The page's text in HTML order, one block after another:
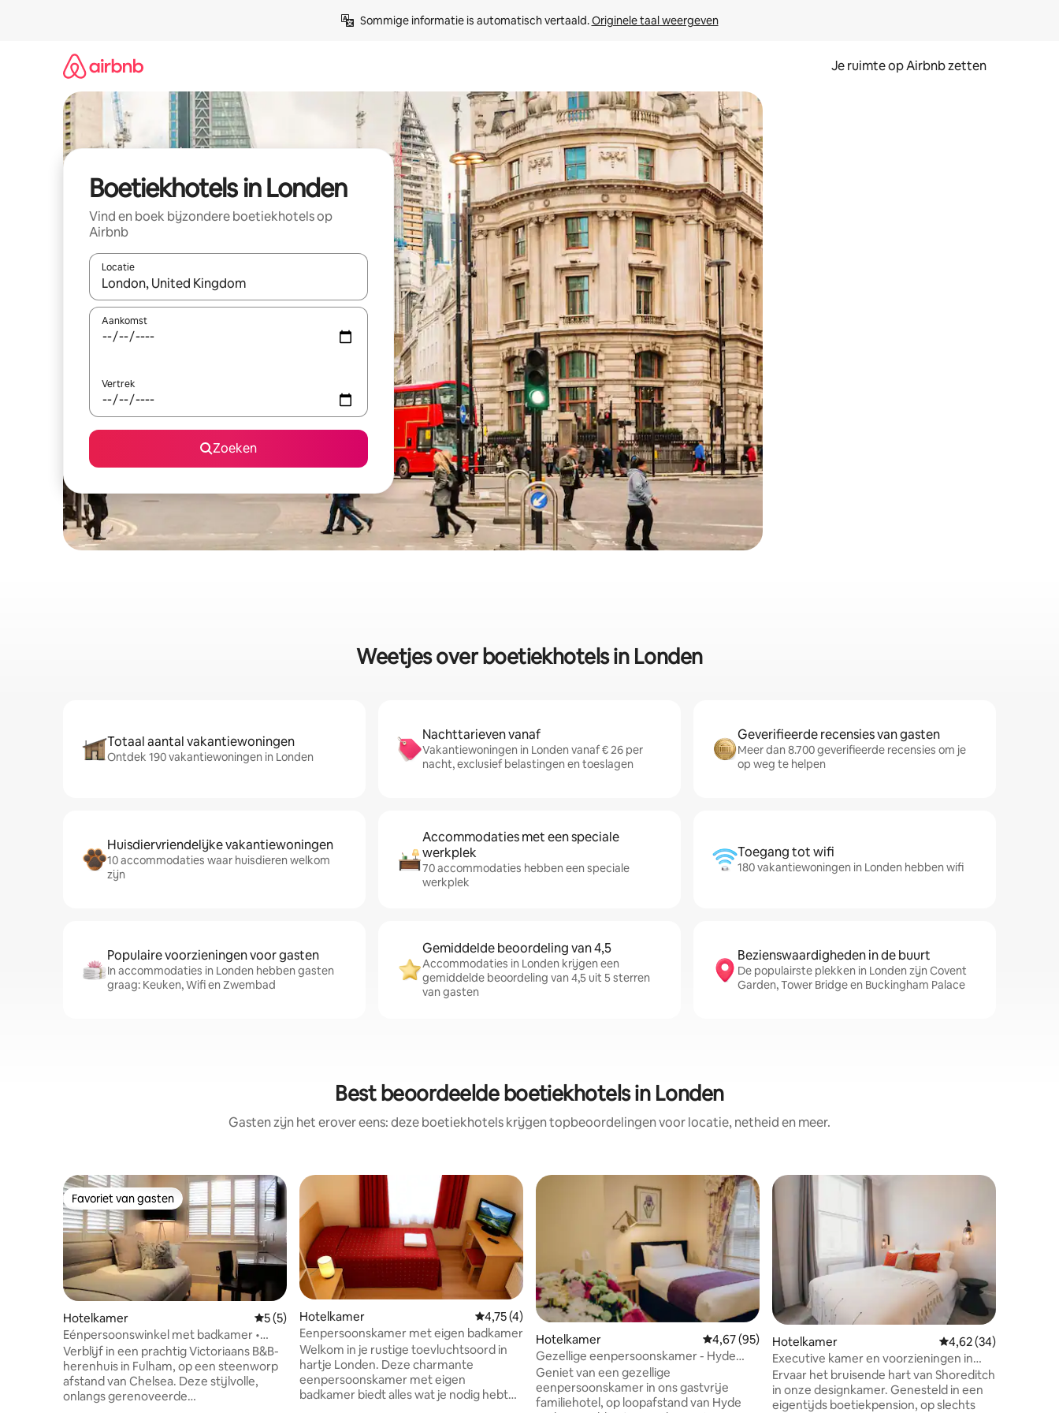
Sommige informatie is automatisch vertaald. Originele taal weergeven
Je ruimte op Airbnb zetten
Boetiekhotels in Londen
Vind en boek bijzondere boetiekhotels op
Airbnb
Locatie
Wanneer er suggesties beschikbaar zijn, maak je een keuze met je de pijltjestoetsen omhoog en omlaag, óf door te tikken of swipen.
Aankomst
Vertrek
Zoeken
Weetjes over boetiekhotels in Londen
Totaal aantal vakantiewoningen
Ontdek 190 vakantiewoningen in Londen
Nachttarieven vanaf
Vakantiewoningen in Londen vanaf € 26 per
nacht, exclusief belastingen en toeslagen
Geverifieerde recensies van gasten
Meer dan 8.700 geverifieerde recensies om je
op weg te helpen
Huisdiervriendelijke vakantiewoningen
10 accommodaties waar huisdieren welkom
zijn
Accommodaties met een speciale
werkplek
70 accommodaties hebben een speciale
werkplek
Toegang tot wifi
180 vakantiewoningen in Londen hebben wifi
Populaire voorzieningen voor gasten
In accommodaties in Londen hebben gasten
graag: Keuken, Wifi en Zwembad
Gemiddelde beoordeling van 4,5
Accommodaties in Londen krijgen een
gemiddelde beoordeling van 4,5 uit 5 sterren
van gasten
Bezienswaardigheden in de buurt
De populairste plekken in Londen zijn Covent
Garden, Tower Bridge en Buckingham Palace
Best beoordeelde boetiekhotels in Londen
Gasten zijn het erover eens: deze boetiekhotels krijgen topbeoordelingen voor locatie, netheid en meer.
Favoriet van gasten
Favoriet van gasten
Hotelkamer Gemiddelde beoordeling van 5 uit 5, 5 recensies
5 (5)
Eénpersoonswinkel met badkamer •
Chelsea • 3 min. met de metro
Verblijf in een prachtig Victoriaans B&B-
herenhuis in Fulham, op een steenworp
afstand van Chelsea. Deze stijlvolle,
onlangs gerenoveerde
Hotelkamer Gemiddelde beoordeling van 4,75 uit 5, 4 recensies
4,75 (4)
Eenpersoonskamer met eigen badkamer
Welkom in je rustige toevluchtsoord in
hartje Londen. Deze charmante
eenpersoonskamer met eigen
badkamer biedt alles wat je nodig hebt
Hotelkamer Gemiddelde beoordeling van 4,67 uit 5, 95 recensies
4,67 (95)
Gezellige eenpersoonskamer - Hyde
Park - Athena Hotel
Geniet van een gezellige
eenpersoonskamer in ons gastvrije
familiehotel, op loopafstand van Hyde
Hotelkamer Gemiddelde
4,62 (34)
Executive kamer en voorzieningen in
Shoreditch
Ervaar het bruisende hart van Shoreditch
in onze designkamer. Genesteld in een
eigentijds boetiekpension, op slechts